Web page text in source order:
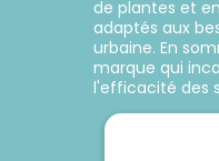
de plantes et
adaptés aux
urbaine. En
marque qui
l'efficacité des